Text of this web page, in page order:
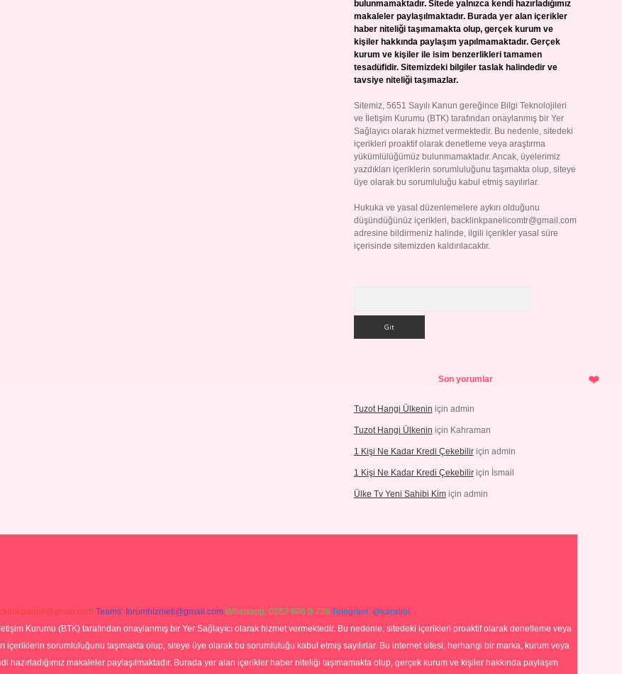
bulunmamaktadır. Sitede yalnızca kendi hazırladığımız
makaleler paylaşılmaktadır. Burada yer alan içerikler
haber niteliği taşımamakta olup, gerçek kurum ve
kişiler hakkında paylaşım yapılmamaktadır. Gerçek
kurum ve kişiler ile isim benzerlikleri tamamen
tesadüfidir. Sitemizdeki bilgiler taslak halindedir ve
tavsiye niteliği taşımazlar.
Sitemiz, 5651 Sayılı Kanun gereğince Bilgi Teknolojileri
ve İletişim Kurumu (BTK) tarafından onaylanmış bir Yer
Sağlayıcı olarak hizmet vermektedir. Bu nedenle, sitedeki
içerikleri proaktif olarak denetleme veya araştırma
yükümlülüğümüz bulunmamaktadır. Ancak, üyelerimiz
yazdıkları içeriklerin sorumluluğunu taşımakta olup, siteye
üye olarak bu sorumluluğu kabul etmiş sayılırlar.
Hukuka ve yasal düzenlemelere aykırı olduğunu
düşündüğünüz içerikleri, backlinkpanelicomtr@gmail.com
adresine bildirmeniz halinde, ilgili içerikler yasal süre
içerisinde sitemizden kaldırılacaktır.
Son yorumlar
Tuzot Hangi Ülkenin için admin
Tuzot Hangi Ülkenin için Kahraman
1 Kişi Ne Kadar Kredi Çekebiliriçin admin
1 Kişi Ne Kadar Kredi Çekebiliriçin İsmail
Ülke Tv Yeni Sahibi Kimiçin admin
Teams: forumhizmeti@gmail.com Whatsapp: 0262 606 0 726 Telegram: @karabul
Kurumu (BTK) tarafından onaylanmış bir Yer Sağlayıcı olarak hizmet vermektedir. Bu nedenle, sitedeki içerikleri proaktif olarak denetleme veya
içeriklerin sorumluluğunu taşımakta olup, siteye üye olarak bu sorumluluğu kabul etmiş sayılırlar. Bu internet sitesi, herhangi bir marka, kurum veya
hazırladığımız makaleler paylaşılmaktadır. Burada yer alan içerikler haber niteliği taşımamakta olup, gerçek kurum ve kişiler hakkında paylaşım